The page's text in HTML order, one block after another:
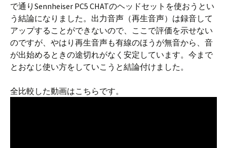
で通りSennheiser PC5 CHATのヘッドセットを使おうとい
う結論になりました。出力音声（再生音声）は録音して
アップすることができないので、ここで評価を示せない
のですが、やはり再生音声も有線のほうが無音から、音
が出始めるときの途切れがなく安定しています。今まで
とおなじ使い方をしていこうと結論付けました。
全比較した動画はこちらです。